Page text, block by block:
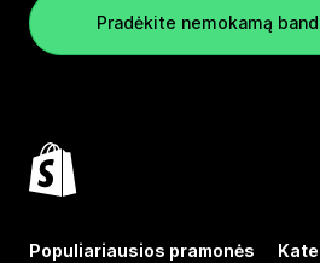
Pradėkite nemokamą
Populiariausios pramonės